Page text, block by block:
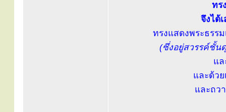
ทร
จึงได้
ทรงแสดงพระธรร
(ซึ่งอยู่สวรรค์ชั้น
แล
และด้ว
และถว